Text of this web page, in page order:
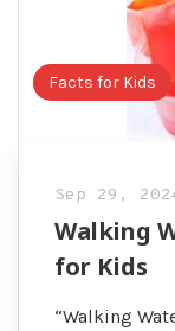
Facts for Kids
Sep 29,
Walking
for Kids
“Walking